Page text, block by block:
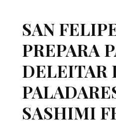
SAN
PREPARA
DELEITAR
SASHIMI